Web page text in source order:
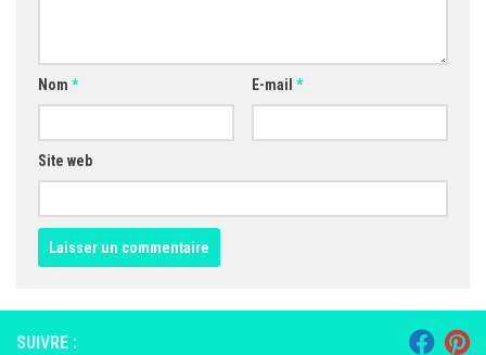
Nom * E-mail *
Site web
SUIVRE :